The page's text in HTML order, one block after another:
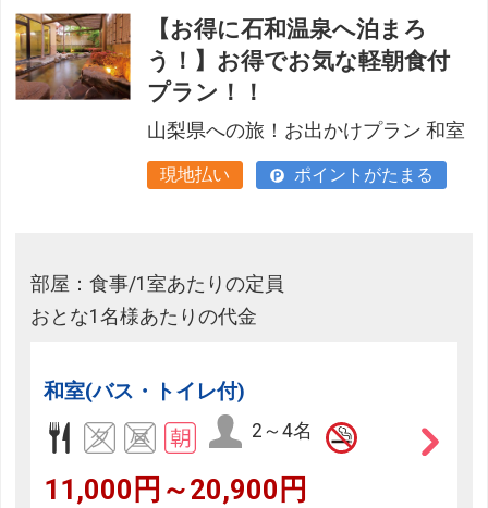
【お得に石和温泉へ泊まろ
う！】お得でお気な軽朝食付
プラン！！
山梨県への旅！お出かけプラン 和室
現地払い ポイントがたまる
部屋：食事/1室あたりの定員
おとな1名様あたりの代金
和室(バス・トイレ付)
2～4名
11,000円～20,900円